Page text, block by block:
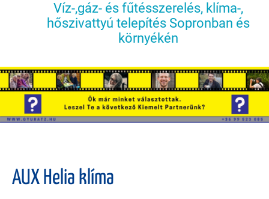
Víz-,gáz- és fűtésszerelés, klíma-,
hőszivattyú telepítés Sopronban és
környékén
AUX Helia klíma